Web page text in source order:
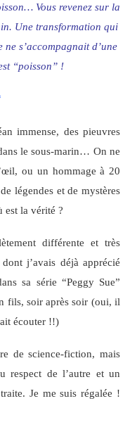
Vous revenez sur la
Une transformation qui
s’accompagnait d’une
“poisson” !
immense, des pieuvres
le sous-marin… On ne
ou un hommage à 20
légendes et de mystères
est la vérité ?
différente et très
j’avais déjà apprécié
sa série “Peggy Sue”
fils, soir après soir (oui, il
écouter !!)
de science-fiction, mais
respect de l’autre et un
Je me suis régalée !